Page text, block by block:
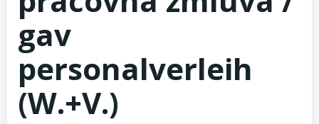
gav
personalverleih
(W.+V.)